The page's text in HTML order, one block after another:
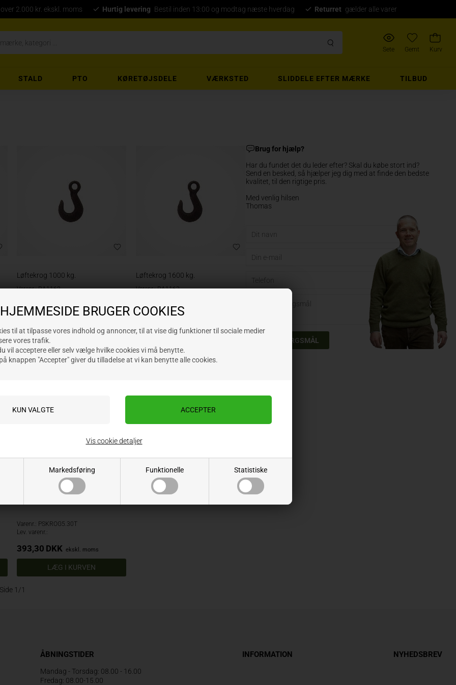
BRUGER COOKIES
til at tilpasse vores indhold og annoncer, til at vise dig funktioner til sociale medier
vores trafik.
vil acceptere eller selv vælge hvilke cookies vi må benytte.
knappen "Accepter" giver du tilladelse at vi kan benytte alle cookies.
Markedsføring Funktionelle Statistiske
Vis cookie detaljer
2.000 kr. ekskl. moms Hurtig levering Bestil inden 13:00 og modtag næste hverdag Returret gælder alle varer
Sete Gemt Kurv
STALD PTO KØRETØJSDELE VÆRKSTED SLIDDELE EFTER MÆRKE TILBUD
Løftekrog 1000 kg.
Varenr.: RA1162
97,75DKK ekskl. moms
Løftekrog 1600 kg.
Varenr.: RA1163
146,05DKK
Påsvejsningskrog 5.3 tons klasse
Varenr.: PSKROG5.30T
Lev. varenr.:
393,30 DKK ekskl. moms
Side 1/1
Brug for hjælp?
Har du fundet det du leder efter? Skal du købe stort ind?
Send en besked, så hjælper jeg dig med at finde den bedste
kvalitet, til den rigtige pris.
Med venlig hilsen
Thomas
ÅBNINGSTIDER
Mandag - Torsdag: 08.00 - 16.00
Fredag: 08.00-15.00
INFORMATION NYHEDSBREV